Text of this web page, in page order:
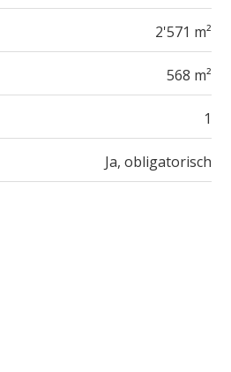
2'571 m²
568 m²
1
Ja, obligatorisch